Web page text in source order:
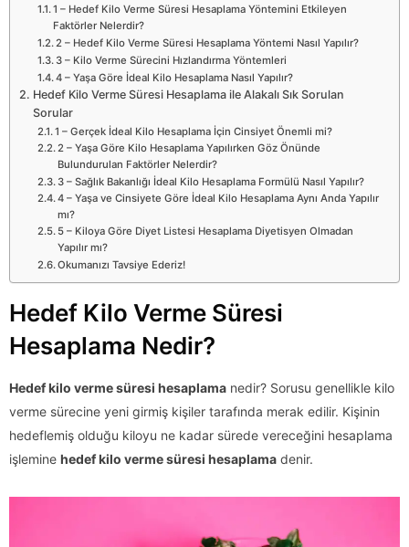
1 – Hedef Kilo Verme Süresi Hesaplama Yöntemini Etkileyen
Faktörler Nelerdir?
2 – Hedef Kilo Verme Süresi Hesaplama Yöntemi Nasıl Yapılır?
3 – Kilo Verme Sürecini Hızlandırma Yöntemleri
4 – Yaşa Göre İdeal Kilo Hesaplama Nasıl Yapılır?
Hedef Kilo Verme Süresi Hesaplama ile Alakalı Sık Sorulan
Sorular
1 – Gerçek İdeal Kilo Hesaplama İçin Cinsiyet Önemli mi?
2 – Yaşa Göre Kilo Hesaplama Yapılırken Göz Önünde
Bulundurulan Faktörler Nelerdir?
3 – Sağlık Bakanlığı İdeal Kilo Hesaplama Formülü Nasıl Yapılır?
4 – Yaşa ve Cinsiyete Göre İdeal Kilo Hesaplama Aynı Anda Yapılır
mı?
5 – Kiloya Göre Diyet Listesi Hesaplama Diyetisyen Olmadan
Yapılır mı?
Okumanızı Tavsiye Ederiz!
Hedef Kilo Verme Süresi
Hesaplama Nedir?
Hedef kilo verme süresi hesaplama nedir? Sorusu genellikle kilo
verme sürecine yeni girmiş kişiler tarafında merak edilir. Kişinin
hedeflemiş olduğu kiloyu ne kadar sürede vereceğini hesaplama
işlemine hedef kilo verme süresi hesaplama denir.